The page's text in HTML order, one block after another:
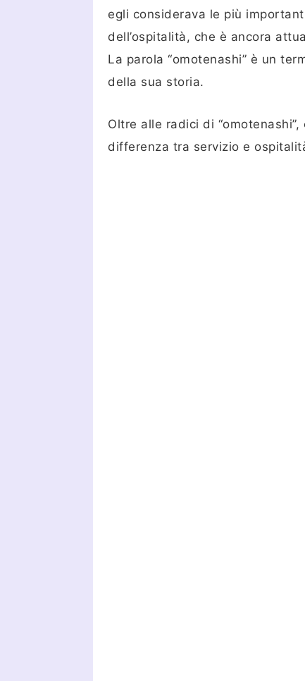
egli considerava le più
dell’ospitalità, che è ancora
La parola “omotenashi” è un
della sua storia.
Oltre alle radici di
differenza tra servizio e